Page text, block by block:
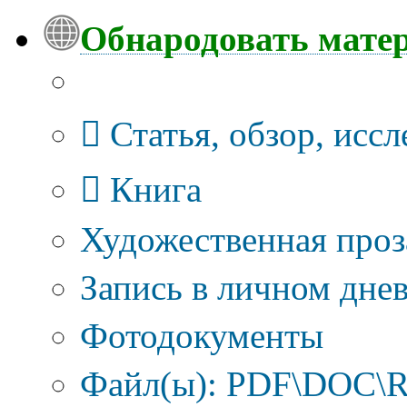
Обнародовать
Статья, обзор,
Книга
Художественная
Запись в личном
Фотодокументы
Файл(ы):